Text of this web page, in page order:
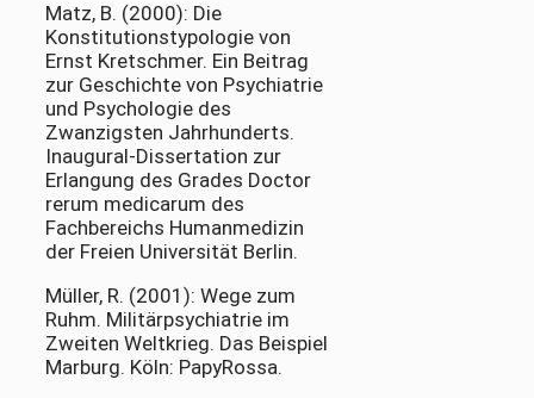
Matz, B. (2000): Die
Konstitutionstypologie von
Ernst Kretschmer. Ein Beitrag
zur Geschichte von Psychiatrie
und Psychologie des
Zwanzigsten Jahrhunderts.
Inaugural-Dissertation zur
Erlangung des Grades Doctor
rerum medicarum des
Fachbereichs Humanmedizin
der Freien Universität Berlin.
Müller, R. (2001): Wege zum
Ruhm. Militärpsychiatrie im
Zweiten Weltkrieg. Das Beispiel
Marburg. Köln: PapyRossa.